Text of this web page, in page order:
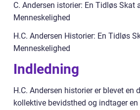
C. Andersen istorier: En Tidløs Skat
Menneskelighed
H.C. Andersen Historier: En Tidløs
Menneskelighed
Indledning
H.C. Andersen historier er blevet en
kollektive bevidsthed og indtager